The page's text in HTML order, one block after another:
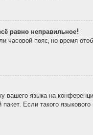
равно неправильное!
часовой пояс, но время
вашего языка на
Если такого